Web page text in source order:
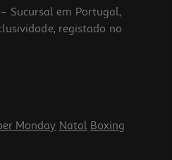
Sucursal em Portugal,
registado no
Monday Natal Boxing